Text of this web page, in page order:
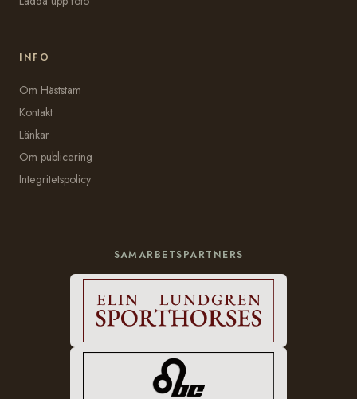
INFO
Om Häststam
Kontakt
Länkar
Om publicering
Integritetspolicy
SAMARBETSPARTNERS